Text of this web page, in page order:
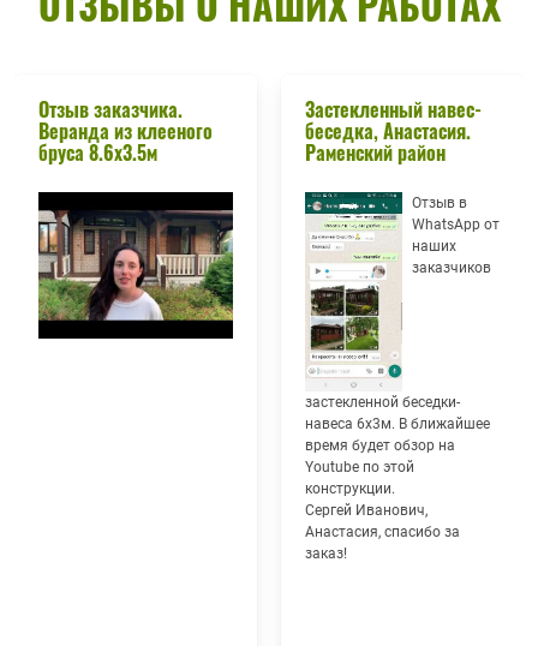
Отзыв заказчика.
Веранда из клееного
бруса 8.6х3.5м
Застекленный навес-
беседка, Анастасия.
Раменский район
Отзыв в
WhatsApp от
наших
заказчиков
застекленной беседки-
навеса 6х3м. В ближайшее
время будет обзор на
Youtube по этой
конструкции.
Сергей Иванович,
Анастасия, спасибо за
заказ!